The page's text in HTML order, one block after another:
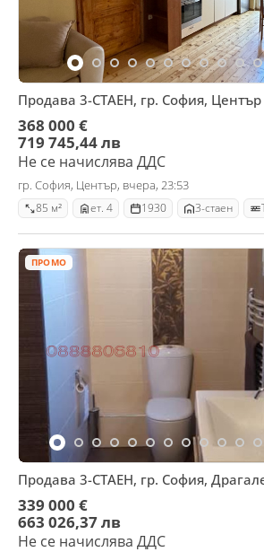
Продава 3-СТАЕН, гр. София, Център
368 000 €
719 745,44 лв
Не се начислява ДДС
гр. София, Център, вчера, 23:53
85 м² ет. 4 1930 3-стаен
ПРОМО
Продава 3-СТАЕН, гр. София,
339 000 €
663 026,37 лв
Не се начислява ДДС